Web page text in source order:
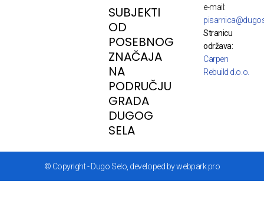
SUBJEKTI
OD
POSEBNOG
ZNAČAJA
NA
PODRUČJU
GRADA
DUGOG
SELA
e-mail:
Stranicu
održava:
Carpen
Rebuild d.o.o.
© Copyright - Dugo Selo, developed by webpark.pro